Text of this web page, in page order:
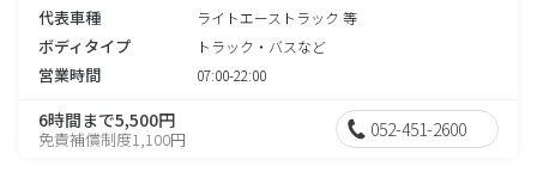
代表車種 ライトエーストラック 等
ボディタイプ トラック・バスなど
営業時間 07:00-22:00
6時間まで5,500円
免責補償制度1,100円 052-451-2600